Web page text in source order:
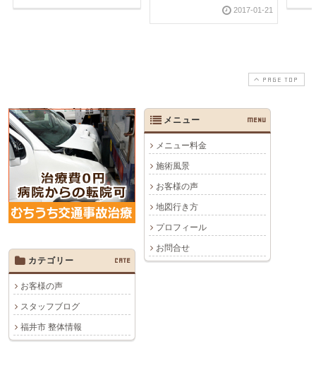
2017-01-21
PAGE TOP
メニュー MENU
メニュー料金
施術風景
お客様の声
地図行き方
プロフィール
お問合せ
カテゴリー
CATE
お客様の声
スタッフブログ
福井市 整体情報